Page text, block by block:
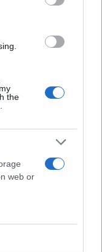
the
web or
Τραμπζονσπόρ